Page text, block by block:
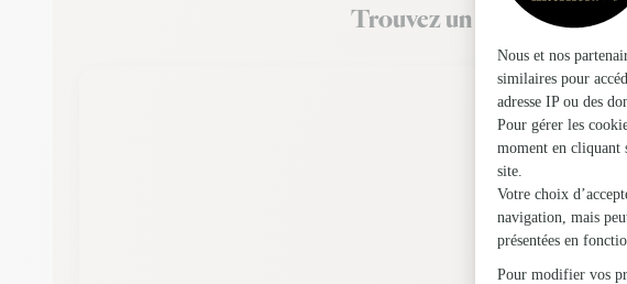
Trouvez un fleuriste